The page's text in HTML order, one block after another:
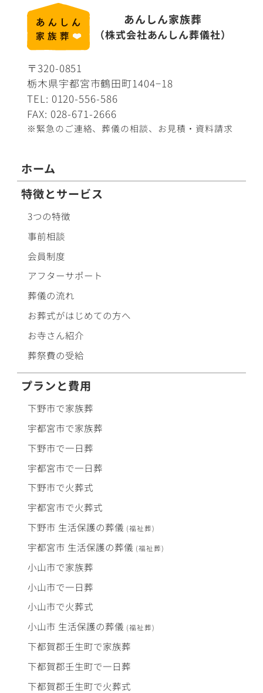
あんしん家族葬
（株式会社あんしん葬儀社）
〒320-0851
栃木県宇都宮市鶴田町1404−18
TEL: 0120-556-586
FAX: 028-671-2666
※緊急のご連絡、葬儀の相談、 お見積・資料請求
ホーム
特徴とサービス
3つの特徴
事前相談
会員制度
アフターサポート
葬儀の流れ
お葬式がはじめての方へ
お寺さん紹介
葬祭費の受給
プランと費用
下野市で家族葬
宇都宮市で家族葬
下野市で一日葬
宇都宮市で一日葬
下野市で火葬式
宇都宮市で火葬式
下野市 生活保護の葬儀 (福祉葬)
宇都宮市 生活保護の葬儀 (福祉葬)
小山市で家族葬
小山市で一日葬
小山市で火葬式
小山市 生活保護の葬儀 (福祉葬)
下都賀郡壬生町で家族葬
下都賀郡壬生町で一日葬
下都賀郡壬生町で火葬式